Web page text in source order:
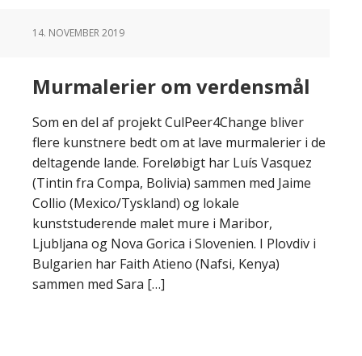
14. NOVEMBER 2019
Murmalerier om verdensmål
Som en del af projekt CulPeer4Change bliver
flere kunstnere bedt om at lave murmalerier i de
deltagende lande. Foreløbigt har Luís Vasquez
(Tintin fra Compa, Bolivia) sammen med Jaime
Collio (Mexico/Tyskland) og lokale
kunststuderende malet mure i Maribor,
Ljubljana og Nova Gorica i Slovenien. I Plovdiv i
Bulgarien har Faith Atieno (Nafsi, Kenya)
sammen med Sara […]